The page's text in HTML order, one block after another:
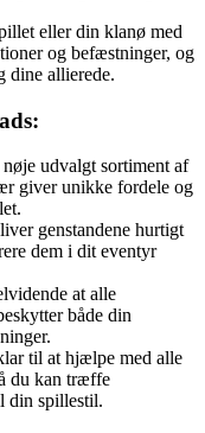
eller din klanø med
og befæstninger, og
dine allierede.
udvalgt sortiment af
giver unikke fordele og
genstandene hurtigt
dem i dit eventyr
at alle
både din
til at hjælpe med alle
du kan træffe
din spillestil.